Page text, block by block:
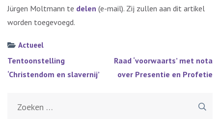
Jürgen Moltmann te delen (e-mail). Zij zullen aan dit artikel
worden toegevoegd.
Actueel
Bericht
navigatie
Tentoonstelling
‘Christendom en slavernij’
Raad ‘voorwaarts’ met nota
over Presentie en Profetie